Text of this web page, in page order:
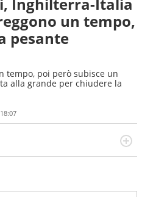
un tempo,
pesante
tempo, poi però subisce un
alla grande per chiudere la
personale e
lo sport focalizzando ogni
la verità della dirette non